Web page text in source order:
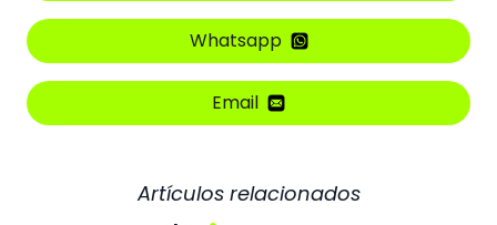
Whatsapp
Email
Artículos relacionados